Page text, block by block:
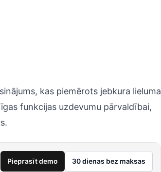
kas piemērots jebkura lieluma
funkcijas uzdevumu pārvaldībai,
Pieprasīt demo 30 dienas bez maksas